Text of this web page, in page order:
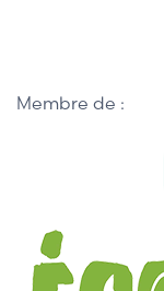
Membre de :